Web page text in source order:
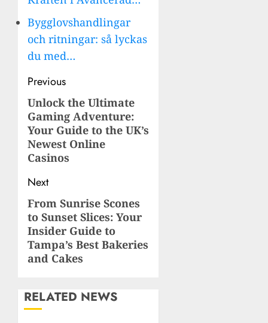
Bygglovshandlingar
och ritningar: så lyckas
du med…
Post
navigation
Previous
Previous
post:
Unlock the Ultimate
Gaming Adventure:
Your Guide to the UK’s
Newest Online
Casinos
Next
Next
post:
From Sunrise Scones
to Sunset Slices: Your
Insider Guide to
Tampa’s Best Bakeries
and Cakes
RELATED NEWS